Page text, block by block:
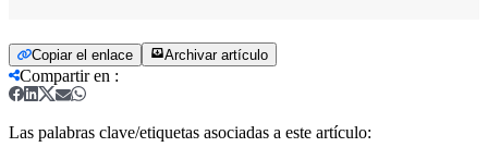
Copiar el enlace Archivar artículo
Compartir en :
Las palabras clave/etiquetas asociadas a este artículo: